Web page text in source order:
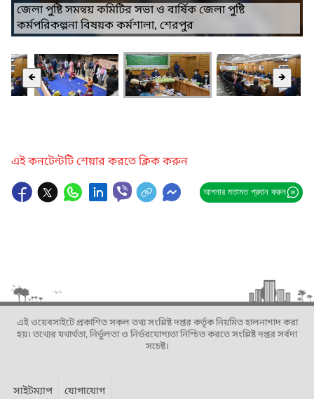
জেলা পুষ্টি সমন্বয় কমিটির সভা ও বার্ষিক জেলা পুষ্টি
কর্মপরিকল্পনা বিষয়ক কর্মশালা, শেরপুর
🡸 🡺
এই কনটেন্টটি শেয়ার করতে ক্লিক করুন
আপনার মতামত প্রদান করুন
এই ওয়েবসাইটে প্রকাশিত সকল তথ্য সংশ্লিষ্ট দপ্তর কর্তৃক নিয়মিত হালনাগাদ করা
হয়। তথ্যের যথার্থতা, নির্ভুলতা ও নির্ভরযোগ্যতা নিশ্চিত করতে সংশ্লিষ্ট দপ্তর সর্বদা
সচেষ্ট।
সাইটম্যাপ যোগাযোগ